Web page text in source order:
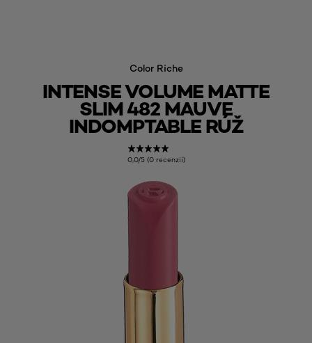
Color Riche
INTENSE VOLUME MATTE
SLIM 482 MAUVE
INDOMPTABLE RÚŽ
0,0/5 (0 recenzií)